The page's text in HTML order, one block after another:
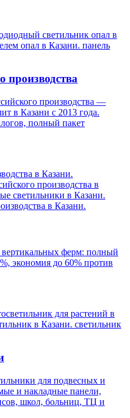
светильник опал в
опал в Казани. панель
производства
производства —
в Казани с 2013 года.
полный пакет
в Казани.
производства в
светильники в Казани.
в Казани.
ферм: полный
экономия до 60% против
для растений в
в Казани. светильник
для подвесных и
и накладные панели,
школ, больниц, ТЦ и